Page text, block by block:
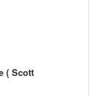
( Scott